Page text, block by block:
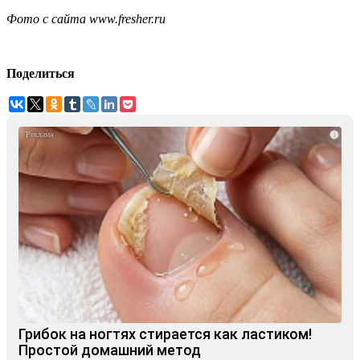
Фото с сайта www.fresher.ru
Поделиться
i
Грибок на ногтях стирается как ластиком!
Простой домашний метод